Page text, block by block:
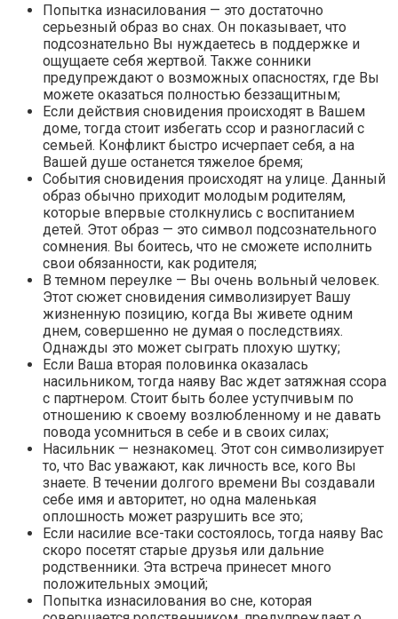
Попытка изнасилования — это достаточно
серьезный образ во снах. Он показывает, что
подсознательно Вы нуждаетесь в поддержке и
ощущаете себя жертвой. Также сонники
предупреждают о возможных опасностях, где Вы
можете оказаться полностью беззащитным;
Если действия сновидения происходят в Вашем
доме, тогда стоит избегать ссор и разногласий с
семьей. Конфликт быстро исчерпает себя, а на
Вашей душе останется тяжелое бремя;
События сновидения происходят на улице. Данный
образ обычно приходит молодым родителям,
которые впервые столкнулись с воспитанием
детей. Этот образ — это символ подсознательного
сомнения. Вы боитесь, что не сможете исполнить
свои обязанности, как родителя;
В темном переулке — Вы очень вольный человек.
Этот сюжет сновидения символизирует Вашу
жизненную позицию, когда Вы живете одним
днем, совершенно не думая о последствиях.
Однажды это может сыграть плохую шутку;
Если Ваша вторая половинка оказалась
насильником, тогда наяву Вас ждет затяжная ссора
с партнером. Стоит быть более уступчивым по
отношению к своему возлюбленному и не давать
повода усомниться в себе и в своих силах;
Насильник — незнакомец. Этот сон символизирует
то, что Вас уважают, как личность все, кого Вы
знаете. В течении долгого времени Вы создавали
себе имя и авторитет, но одна маленькая
оплошность может разрушить все это;
Если насилие все-таки состоялось, тогда наяву Вас
скоро посетят старые друзья или дальние
родственники. Эта встреча принесет много
положительных эмоций;
Попытка изнасилования во сне, которая